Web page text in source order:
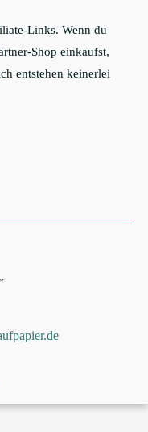
Links. Wenn du
Shop einkaufst,
entstehen keinerlei